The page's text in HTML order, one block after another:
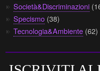
Società&Discriminazioni
Specismo (38)
Tecnologia&Ambiente (62)